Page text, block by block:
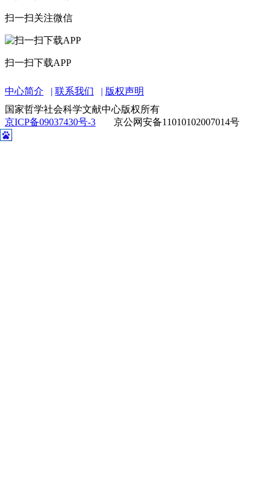
扫一扫关注微信
扫一扫下载APP
中心简介 联系我们
版权声明
国家哲学社会科学文献中心版权所有
京ICP备09037430号-3
京公网安备11010102007014号